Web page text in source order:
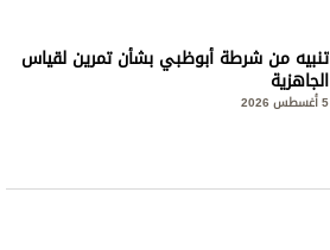
تنبيه من شرطة أبوظبي بشأن تمرين لقياس
الجاهزية
5 أغسطس 2026